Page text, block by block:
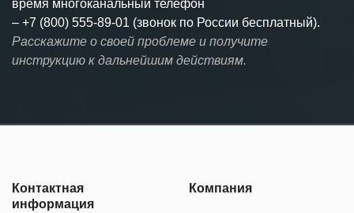
время многоканальный телефон
– +7 (800) 555-89-01 (звонок по России бесплатный).
Расскажите о своей проблеме и получите
инструкцию к дальнейшим действиям.
Контактная
информация
Компания